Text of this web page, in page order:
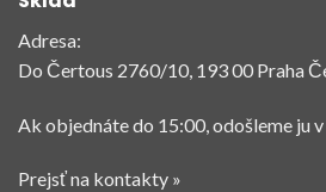
Adresa:
Do Čertous 2760/10, 193 00 Praha
Ak objednáte do 15:00, odošleme ju v
Prejsť na kontakty »